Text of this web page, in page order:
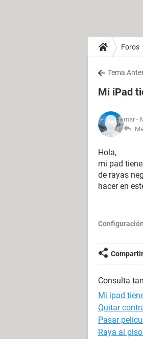
Foros
Tema
Mi iPad
mar -
Hola,
mi pad
de rayas
hacer en
Compartir
Consulta
Mi ipad
Quitar
Pasar
Raya al